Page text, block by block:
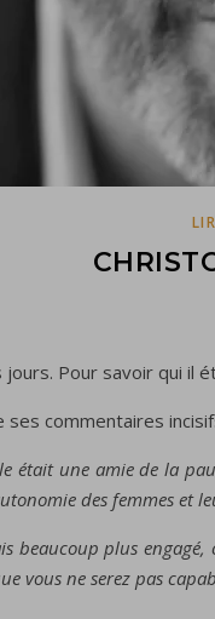
Pour savoir qui il
commentaires
était une amie de la
des femmes
beaucoup plus
vous ne serez pas